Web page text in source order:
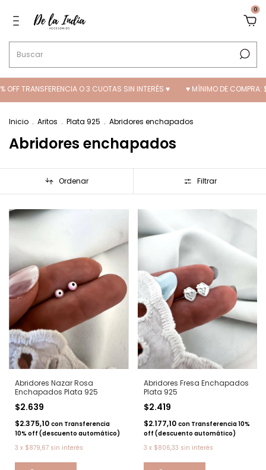
0
TRANSFERENCIA O 3 CUOTAS SIN INTERÉS ♥ ♥ MÍNIMO DE COMPRA:
Inicio . Aritos . Plata 925 . Abridores enchapados
Abridores enchapados
Ordenar Filtrar
Abridores Nazar Rosa
Enchapados Plata 925
$2.639
$2.375,10 con Transferencia
10% off (descuento automático)
3 x $879,67 sin interés
Abridores Fresa Enchapados
Plata 925
$2.419
$2.177,10 con Transferencia 10%
off (descuento automático)
3 x $806,33 sin interés